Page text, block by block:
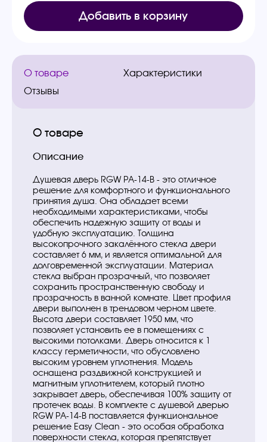
Добавить в корзину
О товаре
Характеристики
Отзывы
О товаре
Описание
Душевая дверь RGW PA-14-B - это отличное
решение для комфортного и функционального
принятия душа. Она обладает всеми
необходимыми характеристиками, чтобы
обеспечить надежную защиту от воды и
удобную эксплуатацию. Толщина
высокопрочного закалённого стекла двери
составляет 6 мм, и является оптимальной для
долговременной эксплуатации. Материал
стекла выбран прозрачный, что позволяет
сохранить пространственную свободу и
прозрачность в ванной комнате. Цвет профиля
двери выполнен в трендовом черном цвете.
Высота двери составляет 1950 мм, что
позволяет установить ее в помещениях с
высокими потолками. Дверь относится к 1
классу герметичности, что обусловлено
высоким уровнем уплотнения. Модель
оснащена раздвижной конструкцией и
магнитным уплотнителем, который плотно
закрывает дверь, обеспечивая 100% защиту от
протечек воды. В комплекте с душевой дверью
RGW PA-14-B поставляется функциональное
решение Easy Clean - это особая обработка
поверхности стекла, которая препятствует